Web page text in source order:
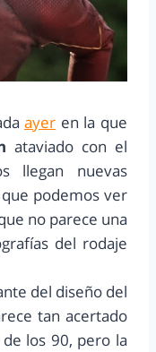
ayer en la que
ataviado con el
llegan nuevas
podemos ver
no parece una
del rodaje
del diseño del
tan acertado
los 90, pero la